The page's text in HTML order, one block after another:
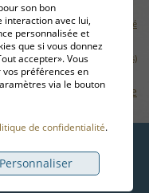
et politique de confidentialité
Gérer mes témoins (cookies)
Plan de site
son bon
avec lui,
personnalisée et
que si vous donnez
accepter». Vous
préférences en
via le bouton
de confidentialité.
Personnaliser